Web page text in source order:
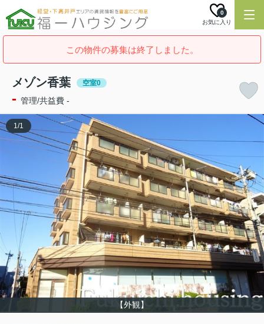
お気に入り
0
この物件の募集は終了しました。
メゾン香葉 空室0
- 管理/共益費 -
【外観】
1/1